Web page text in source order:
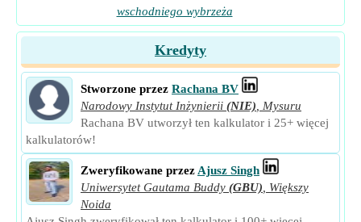
wschodniego wybrzeża
Kredyty
Stworzone przez Rachana BV
Narodowy Instytut Inżynierii (NIE)
Mysuru
Rachana BV utworzył ten kalkulator i 25+ więcej
kalkulatorów!
Zweryfikowane przez Ajusz Singh
Uniwersytet Gautama Buddy (GBU)
Większy
Noida